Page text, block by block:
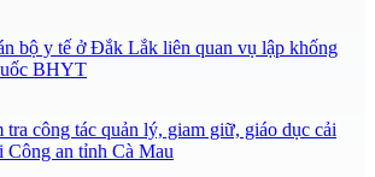
bộ y tế ở Đắk Lắk liên quan vụ lập khống
BHYT
tra công tác quản lý, giam giữ, giáo dục cải
Công an tỉnh Cà Mau